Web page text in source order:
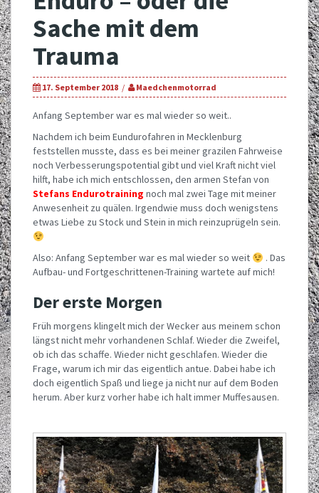
Sache mit dem
Trauma
17. September 2018 Maedchenmotorrad
Anfang September war es mal wieder so weit..
Nachdem ich beim Eundurofahren in Mecklenburg
feststellen musste, dass es bei meiner grazilen Fahrweise
noch Verbesserungspotential gibt und viel Kraft nicht viel
hilft, habe ich mich entschlossen, den armen Stefan von
Stefans Endurotraining noch mal zwei Tage mit meiner
Anwesenheit zu quälen. Irgendwie muss doch wenigstens
etwas Liebe zu Stock und Stein in mich reinzuprügeln sein.
Also: Anfang September war es mal wieder so weit
. Das
Aufbau- und Fortgeschrittenen-Training wartete auf mich!
Der erste Morgen
Früh morgens klingelt mich der Wecker aus meinem schon
längst nicht mehr vorhandenen Schlaf. Wieder die Zweifel,
ob ich das schaffe. Wieder nicht geschlafen. Wieder die
Frage, warum ich mir das eigentlich antue. Dabei habe ich
doch eigentlich Spaß und liege ja nicht nur auf dem Boden
herum. Aber kurz vorher habe ich halt immer Muffesausen.